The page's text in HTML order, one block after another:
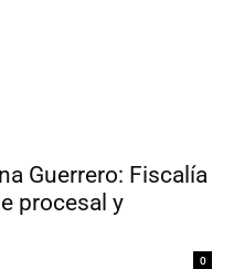
Guerrero: Fiscalía
procesal y
0